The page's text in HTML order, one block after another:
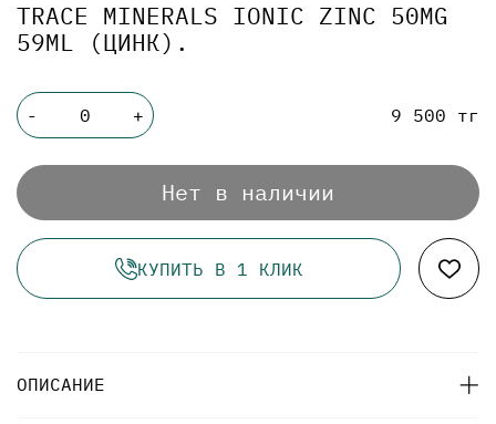
TRACE MINERALS IONIC ZINC 50MG
59ML (ЦИНК).
- + 9 500 тг
Нет в наличии
КУПИТЬ В 1 КЛИК
ОПИСАНИЕ